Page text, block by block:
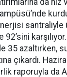
santraliyle
92’sini
35 azaltırken,
çıkardı.
raporuyla da